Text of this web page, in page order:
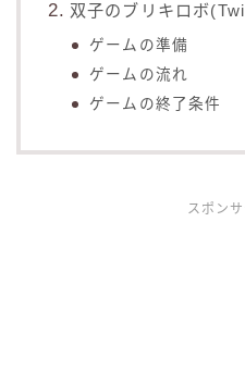
双子のブリキロボ
ゲームの準備
ゲームの流れ
ゲームの終了条件
スポン